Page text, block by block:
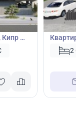
Кипр №
€170
464612